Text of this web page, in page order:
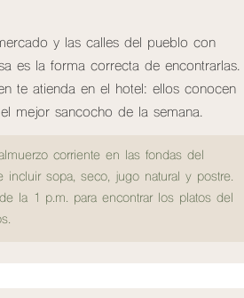
y las calles del pueblo con
es la forma correcta de encontrarlas.
te atienda en el hotel: ellos conocen
mejor sancocho de la semana.
corriente en las fondas del
incluir sopa, seco, jugo natural y postre.
la 1 p.m. para encontrar los platos del